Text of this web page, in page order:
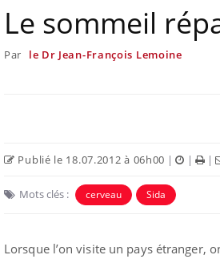
Le sommeil
Par le Dr Jean-François Lemoine
Publié le 18.07.2012 à 06h00 | | |
Mots clés : cerveau Sida
Lorsque l’on visite un pays étranger,